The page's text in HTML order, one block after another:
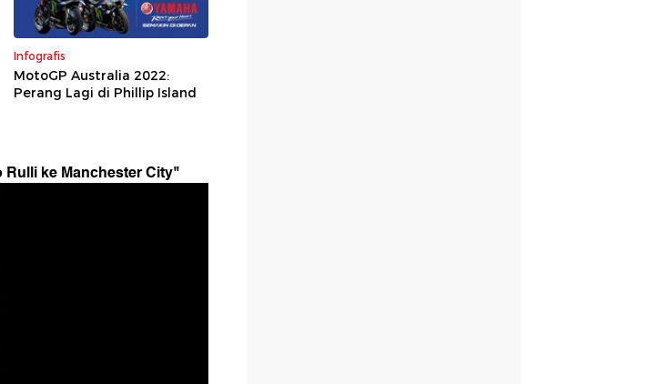
Infografis
MotoGP Australia 2022:
Perang Lagi di Phillip Island
ke Manchester City"